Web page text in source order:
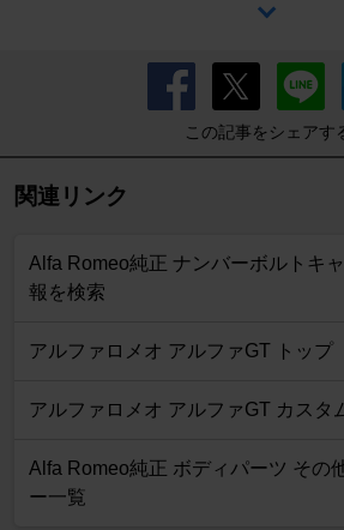
この記事をシェアす
関連リンク
Alfa Romeo純正 ナンバーボルトキ
報を検索
アルファロメオ アルファGT トップ
アルファロメオ アルファGT カスタ
Alfa Romeo純正 ボディパーツ その
ー一覧